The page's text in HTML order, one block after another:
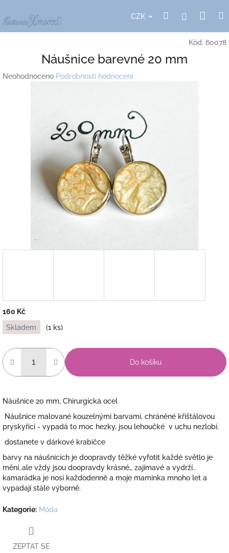
na
obsah
CZK HledatPřihlášení
Kód: 60078
Náušnice barevné 20 mm
Průměrné
Neohodnoceno Podrobnosti hodnocení
160 Kč
Měrná
cena:
Skladem (1 ks)
Do košíku
Náušnice 20 mm, Chirurgická ocel
Náušnice malované kouzelnými barvami, chráněné křištálovou
pryskyřicí - vypadá to moc hezky, jsou lehoučké v uchu nezlobí.
dostanete v dárkové krabičce
barvy na náušnicích je doopravdy těžké vyfotit každé světlo je
mění..ale vždy jsou doopravdy krásné,, zajímavé a vydrží..
kamarádka je nosí každodenně a moje maminka mnoho let a
vypadají stále výborně.
Kategorie: Móda
ZEPTAT SE